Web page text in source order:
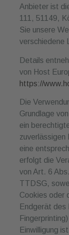
Anbieter ist
111, 51149,
Sie unsere
verschiedene
Details
von Host
https://
Die
Grundlage
ein
zuverlässigen
eine
erfolgt die
von Art. 6
TTDSG,
Cookies oder
Endgerät des
Einwilligung